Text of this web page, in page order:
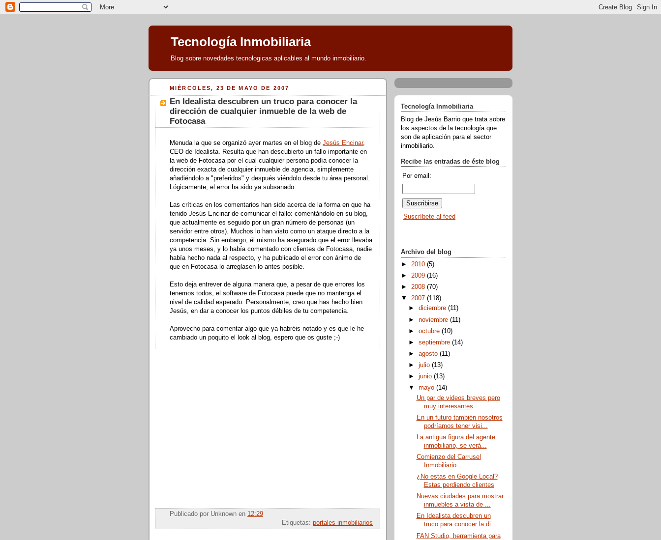
Tecnología Inmobiliaria
Blog sobre novedades tecnologicas aplicables al mundo inmobiliario.
MIÉRCOLES, 23 DE MAYO DE 2007
En Idealista descubren un truco para conocer la
dirección de cualquier inmueble de la web de
Fotocasa
Menuda la que se organizó ayer martes en el blog de Jesús Encinar,
CEO de Idealista. Resulta que han descubierto un fallo importante en
la web de Fotocasapor el cual cualquier persona podía conocer la
dirección exacta de cualquier inmueble de agencia, simplemente
añadiéndolo a "preferidos" y después viéndolo desde tu área personal.
Lógicamente, el error ha sido ya subsanado.
Las críticas en los comentarios han sido acerca de la forma en que ha
tenido Jesús Encinar de comunicar el fallo: comentándolo en su blog,
que actualmente es seguido por un gran número de personas (un
servidor entre otros). Muchos lo han visto como un ataque directo a la
competencia. Sin embargo, él mismo ha asegurado que el error llevaba
ya unos meses, y lo había comentado con clientes de Fotocasa, nadie
había hecho nada al respecto, y ha publicado el error con ánimo de
que en Fotocasalo arreglasen lo antes posible.
Esto deja entrever de alguna manera que, a pesar de que errores los
tenemos todos, el software de Fotocasapuede que no mantenga el
nivel de calidad esperado. Personalmente, creo que has hecho bien
Jesús, en dar a conocer los puntos débiles de tu competencia.
Aprovecho para comentar algo que ya habréis notado y es que le he
cambiado un poquito el look al blog, espero que os guste ;-)
Publicado por Unknown en 12:29
Etiquetas: portales inmobiliarios
Tecnología Inmobiliaria
Blog de Jesús Barrio que trata sobre
los aspectos de la tecnología que
son de aplicación para el sector
inmobiliario.
Recibe las entradas de éste blog
Por email:
Suscríbete al feed
Archivo del blog
► 2010 (5)
► 2009 (16)
► 2008 (70)
▼ 2007 (118)
►diciembre(11)
►noviembre(11)
►octubre(10)
►septiembre(14)
►agosto(11)
►julio(13)
►junio(13)
▼mayo(14)
Un par de videos breves pero
muy interesantes
En un futuro también nosotros
podríamos tener visi...
La antigua figura del agente
inmobiliario, se verá...
Comienzo del Carrusel
Inmobiliario
¿No estas en Google Local?
Estas perdiendo clientes
Nuevas ciudades para mostrar
inmuebles a vista de ...
En Idealista descubren un
truco para conocer la di...
FAN Studio, herramienta para